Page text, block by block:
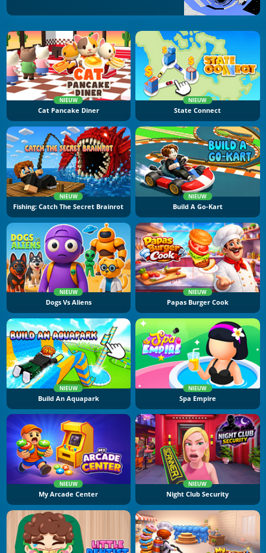
NIEUW
Cat Pancake Diner
NIEUW
State Connect
NIEUW
Fishing: Catch The Secret Brainrot
NIEUW
Build A Go-Kart
NIEUW
Dogs Vs Aliens
NIEUW
Papas Burger Cook
NIEUW
Build An Aquapark
NIEUW
Spa Empire
NIEUW
My Arcade Center
NIEUW
Night Club Security